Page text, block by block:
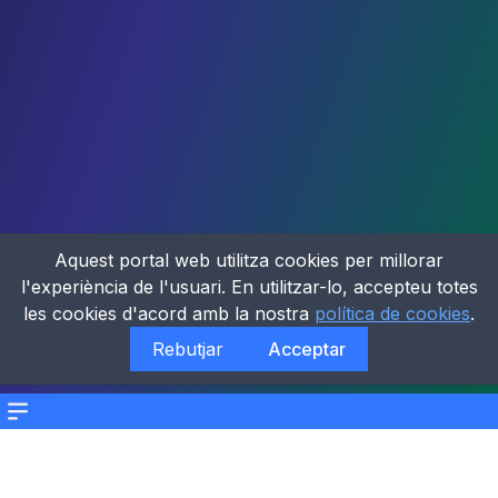
Menu
Aquest portal web utilitza cookies per millorar
l'experiència de l'usuari. En utilitzar-lo, accepteu totes
les cookies d'acord amb la nostra política de cookies.
Rebutjar
Acceptar